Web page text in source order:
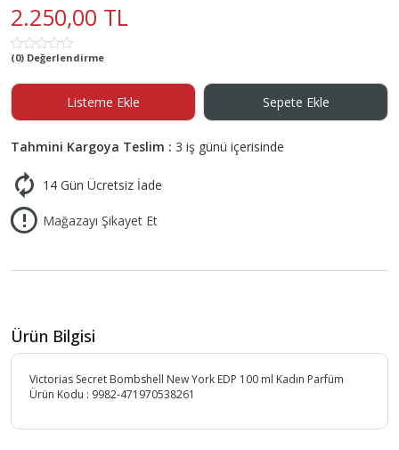
2.250,00 TL
(0) Değerlendirme
Listeme Ekle Sepete Ekle
Tahmini Kargoya Teslim : 3 iş günü içerisinde
14 Gün Ücretsiz İade
Mağazayı Şikayet Et
Ürün Bilgisi
Victorias Secret Bombshell New York EDP 100 ml Kadın Parfüm
Ürün Kodu : 9982-471970538261